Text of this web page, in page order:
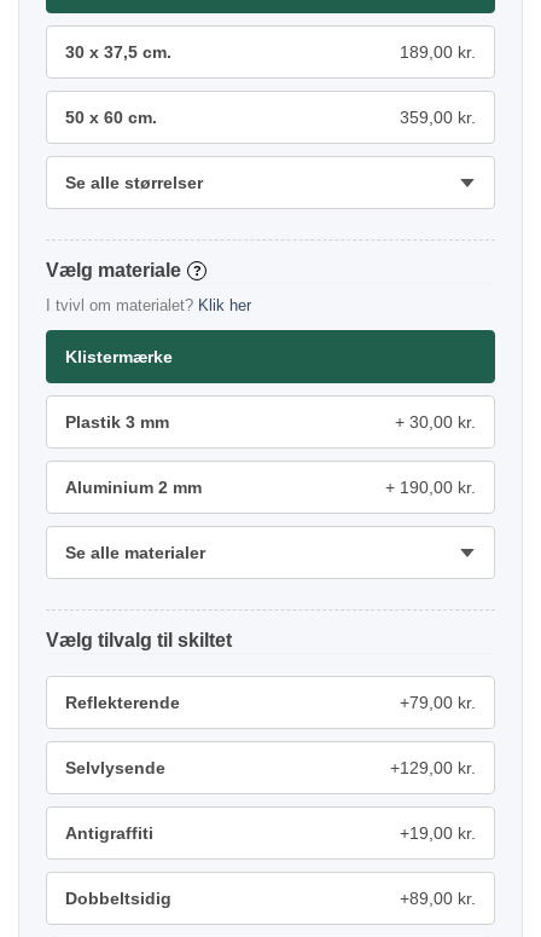
30 x 37,5 cm. 189,00 kr.
50 x 60 cm. 359,00 kr.
Se alle størrelser
materiale ?
I tvivl om materialet? Klik her
Klistermærke
Plastik 3 mm 30,00 kr.
Aluminium 2 mm 190,00 kr.
Se alle materialer
tilvalg
Reflekterende +79,00 kr.
Selvlysende +129,00 kr.
Antigraffiti +19,00 kr.
Dobbeltsidig +89,00 kr.